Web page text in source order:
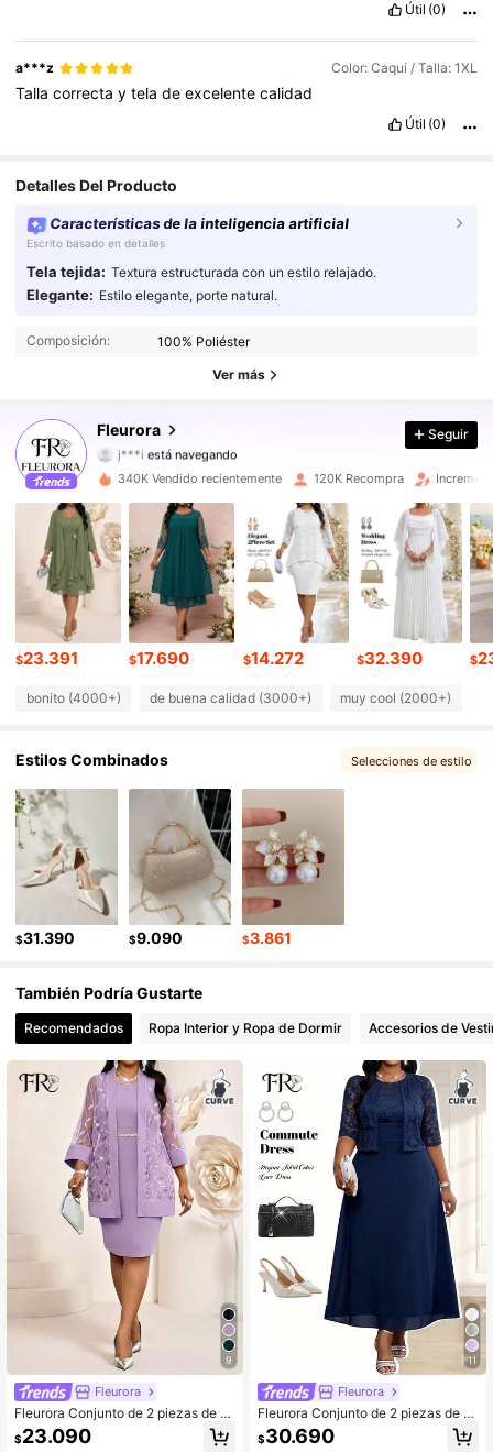
Útil (0)
a***z Color: Caqui / Talla: 1XL
Tallacorrectayteladeexcelentecalidad
Útil (0)
Detalles Del Producto
Características de la inteligencia artificial
Escrito basado en detalles
Tela tejida: Textura estructurada con un estilo relajado.
Elegante: Estilo elegante, porte natural.
Composición: 100% Poliéster
Ver más
Fleurora
83K Seguidores
4,77
83K Seguidores
83K Seguidores
4,77 83K Seguidores
4,77 83K Seguidores
4,77 83K Seguidores
4,77 83K Seguidores
83K Seguidores
Seguir
340K Vendido recientemente 120K Recompra
$23.391 $17.690 $14.272 $32.390 $
bonito (4000+) de buena calidad (3000+) muy cool (2000+)
Estilos Combinados Selecciones de estilo
$31.390 $9.090 $3.861
También Podría Gustarte
Recomendados Ropa Interior y Ropa de Dormir Accesorios de
9
Fleurora
Fleurora Conjunto de 2 piezas de b
ata con frente abierto de malla con l
entejuelas y vestido sin mangas ele
$23.090
11
Fleurora
Fleurora Conjunto de 2 piezas de v
estido de cuello redondo y cárdigan
de encaje casual para uso diario pa
$30.690